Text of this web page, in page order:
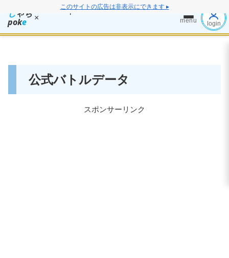
このサイトの広告は非表示にできます ▸
しゃち
poke × menu login
公式バトルデータ
スポンサーリンク